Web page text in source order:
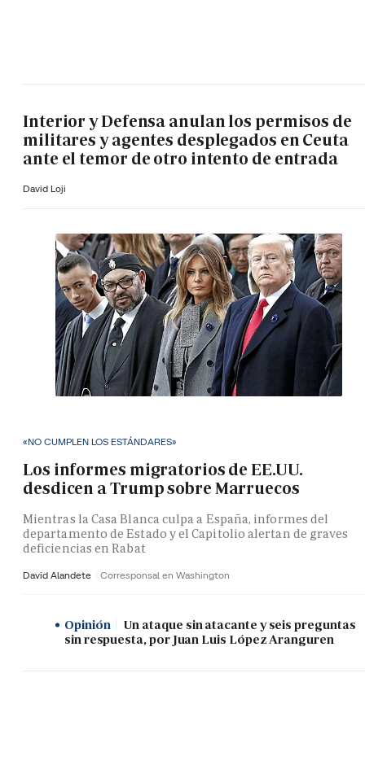
Interior y Defensa anulan los permisos de
militares y agentes desplegados en Ceuta
ante el temor de otro intento de entrada
David Loji
«NO CUMPLEN LOS ESTÁNDARES»
Los informes migratorios de EE.UU.
desdicen a Trump sobre Marruecos
Mientras la Casa Blanca culpa a España, informes del
departamento de Estado y el Capitolio alertan de graves
deficiencias en Rabat
David Alandete Corresponsal en Washington
Opinión
Un ataque sin atacante y seis preguntas
sin respuesta, por Juan Luis López Aranguren